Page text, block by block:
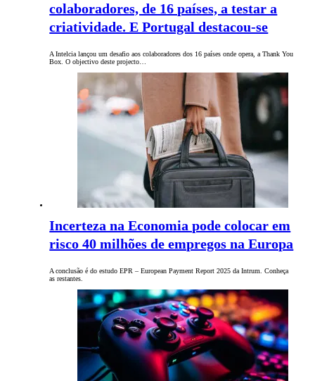
colaboradores, de 16 países, a testar a
criatividade. E Portugal destacou-se
A Intelcia lançou um desafio aos colaboradores dos 16 países onde opera, a Thank You
Box. O objectivo deste projecto…
Incerteza na Economia pode colocar em
risco 40 milhões de empregos na Europa
A conclusão é do estudo EPR – European Payment Report 2025 da Intrum. Conheça
as restantes.